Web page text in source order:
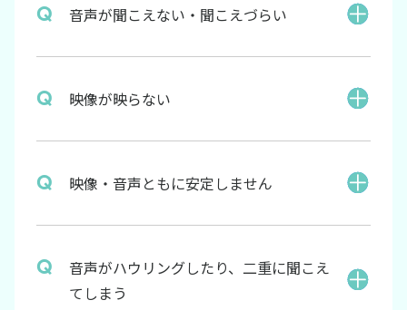
音声が聞こえない・聞こえづらい
映像が映らない
映像・音声ともに安定しません
音声がハウリングしたり、二重に聞こえ
てしまう